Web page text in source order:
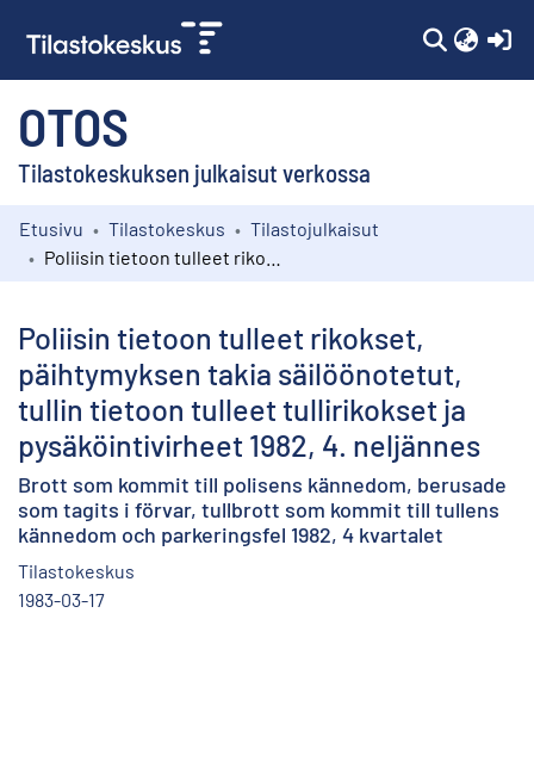
OTOS
Tilastokeskuksen julkaisut verkossa
Kokoelmat
Etusivu Tilastokeskus
Tilastojulkaisut
Poliisin tietoon tulleet rikokset,
päihtymyksen takia säilöönotetut,
tullin tietoon tulleet tullirikokset ja
pysäköintivirheet 1982, 4. neljännes
Brott som kommit till polisens kännedom, berusade
som tagits i förvar, tullbrott som kommit till tullens
kännedom och parkeringsfel 1982, 4 kvartalet
Tilastokeskus
1983-03-17